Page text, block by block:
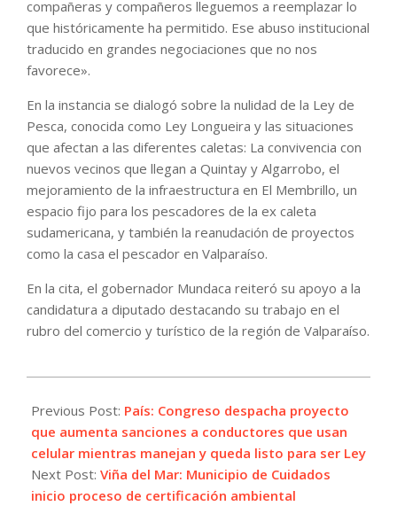
compañeras y compañeros lleguemos a reemplazar lo
que históricamente ha permitido. Ese abuso institucional
traducido en grandes negociaciones que no nos
favorece».
En la instancia se dialogó sobre la nulidad de la Ley de
Pesca, conocida como Ley Longueira y las situaciones
que afectan a las diferentes caletas: La convivencia con
nuevos vecinos que llegan a Quintay y Algarrobo, el
mejoramiento de la infraestructura en El Membrillo, un
espacio fijo para los pescadores de la ex caleta
sudamericana, y también la reanudación de proyectos
como la casa el pescador en Valparaíso.
En la cita, el gobernador Mundaca reiteró su apoyo a la
candidatura a diputado destacando su trabajo en el
rubro del comercio y turístico de la región de Valparaíso.
09-
23
Previous Post: País: Congreso despacha proyecto
que aumenta sanciones a conductores que usan
celular mientras manejan y queda listo para ser Ley
Next Post: Viña del Mar: Municipio de Cuidados
inicio proceso de certificación ambiental